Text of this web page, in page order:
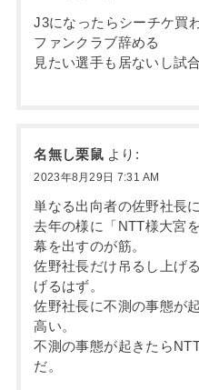
J3になったらシーチケ買
ファンクラブ辞める
見たい選手も居ないし試
名無し栗鼠 より:
2023年8月29日 7:31 AM
単なる出向者の佐野社長
去年の様に「NTT様大宮
幕を出すのが筋。
佐野社長だけ吊るし上げ
げるはず。
佐野社長に不測の事態が
高い。
不測の事態が起きたら
だ。